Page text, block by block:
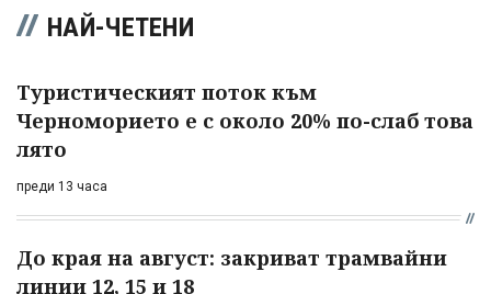
НАЙ-ЧЕТЕНИ
Туристическият поток към
Черноморието е с около 20% по-слаб това
лято
преди 13 часа
До края на август: закриват трамвайни
линии 12, 15 и 18